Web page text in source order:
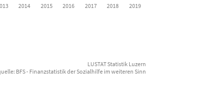
2014 2015 2016 2017 2018 2019
LUSTAT Statistik Luzern
BFS - Finanzstatistik der Sozialhilfe im weiteren Sinn